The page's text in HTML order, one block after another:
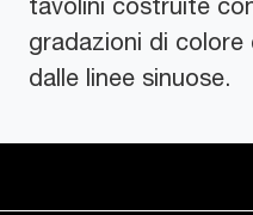
gradazioni di colore
dalle linee sinuose.